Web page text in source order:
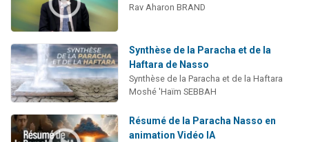
Rav Aharon BRAND
Synthèse de la Paracha et de la
Haftara de Nasso
Synthèse de la Paracha et de la Haftara
Moshé 'Haïm SEBBAH
Résumé de la Paracha Nasso en
animation Vidéo IA